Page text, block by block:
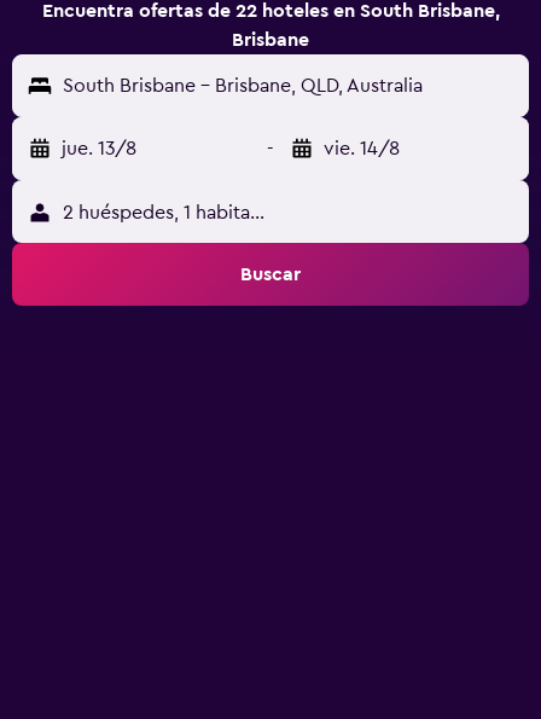
Encuentra ofertas de 22 hoteles en South Brisbane,
Brisbane
South Brisbane - Brisbane, QLD, Australia
jue. 13/8 - vie. 14/8
2 huéspedes, 1 habitación
Buscar